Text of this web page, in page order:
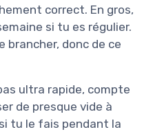
correct. En gros,
si tu es régulier.
brancher, donc de ce
ultra rapide, compte
de presque vide à
tu le fais pendant la